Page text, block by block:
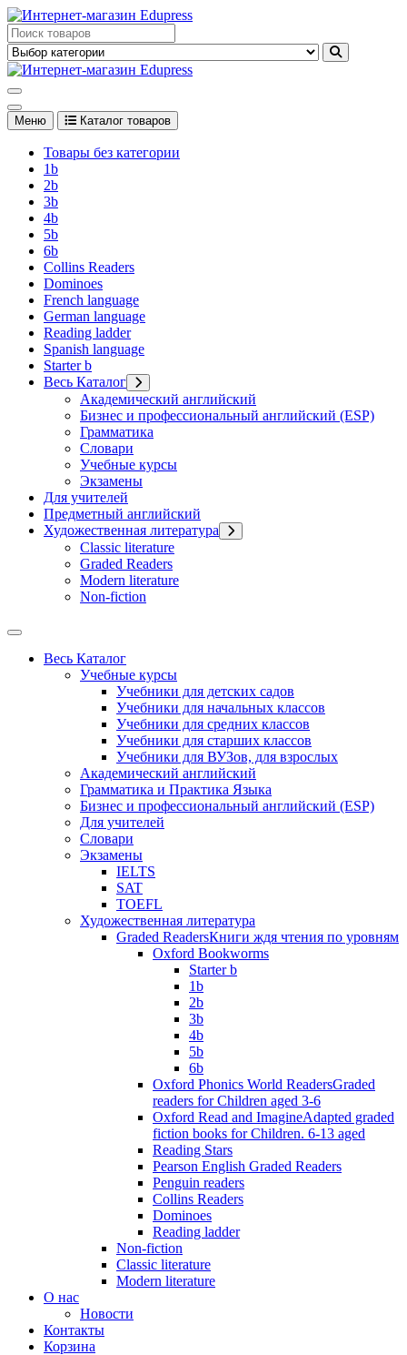
Перейти
к
содержимому
Edupress Uzbekistan, Edupress Узбекистан, книги, учебники на
английском языке
английском языке
Меню Каталог товаров
Товары без категории
1b
2b
3b
4b
5b
6b
Collins Readers
Dominoes
French language
German language
Reading ladder
Spanish language
Starter b
Весь Каталог
Академический английский
Бизнес и профессиональный английский (ESP)
Грамматика
Словари
Учебные курсы
Экзамены
Для учителей
Предметный английский
Художественная литература
Classic literature
Graded Readers
Modern literature
Non-fiction
Весь Каталог
Учебные курсы
Учебники для детских садов
Учебники для начальных классов
Учебники для средних классов
Учебники для старших классов
Учебники для ВУЗов, для взрослых
Академический английский
Грамматика и Практика Языка
Бизнес и профессиональный английский (ESP)
Для учителей
Словари
Экзамены
IELTS
SAT
TOEFL
Художественная литература
Graded ReadersКниги ждя чтения по уровням
Oxford Bookworms
Starter b
1b
2b
3b
4b
5b
6b
Oxford Phonics World ReadersGraded
readers for Children aged 3-6
Oxford Read and ImagineAdapted graded
fiction books for Children. 6-13 aged
Reading Stars
Pearson English Graded Readers
Penguin readers
Collins Readers
Dominoes
Reading ladder
Non-fiction
Classic literature
Modern literature
О нас
Новости
Контакты
Корзина